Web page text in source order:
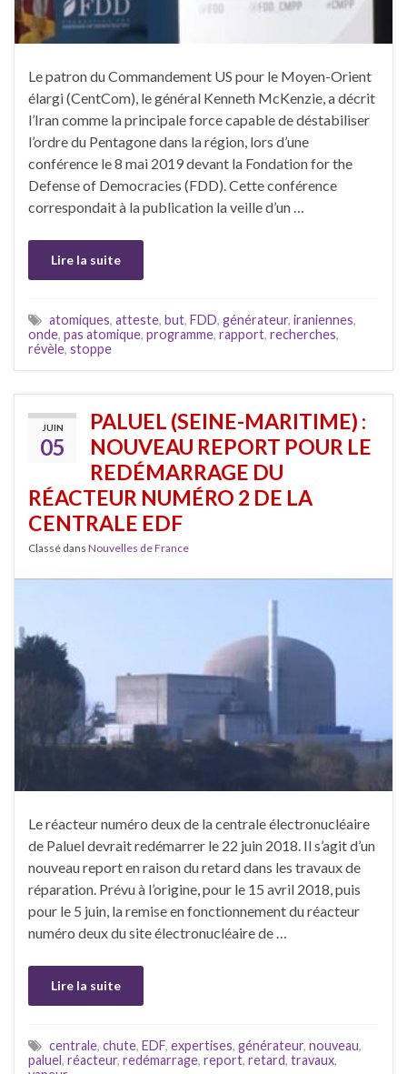
Le patron du Commandement US pour le Moyen-Orient
élargi (CentCom), le général Kenneth McKenzie, a décrit
l’Iran comme la principale force capable de déstabiliser
l’ordre du Pentagone dans la région, lors d’une
conférence le 8 mai 2019 devant la Fondation for the
Defense of Democracies (FDD). Cette conférence
correspondait à la publication la veille d’un …
Lire la suite
atomiques, atteste, but, FDD, générateur, iraniennes,
onde, pas atomique, programme, rapport, recherches,
révèle, stoppe
JUIN
05
PALUEL (SEINE-MARITIME) :
NOUVEAU REPORT POUR LE
REDÉMARRAGE DU
RÉACTEUR NUMÉRO 2 DE LA
CENTRALE EDF
Classé dans Nouvelles de France
Le réacteur numéro deux de la centrale électronucléaire
de Paluel devrait redémarrer le 22 juin 2018. Il s’agit d’un
nouveau report en raison du retard dans les travaux de
réparation. Prévu à l’origine, pour le 15 avril 2018, puis
pour le 5 juin, la remise en fonctionnement du réacteur
numéro deux du site électronucléaire de …
Lire la suite
centrale, chute, EDF, expertises, générateur, nouveau,
paluel, réacteur, redémarrage, report, retard, travaux,